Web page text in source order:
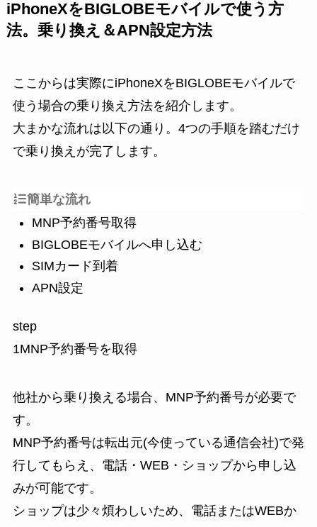
iPhoneXをBIGLOBEモバイルで使う方
法。乗り換え＆APN設定方法
ここからは実際にiPhoneXをBIGLOBEモバイルで
使う場合の乗り換え方法を紹介します。
大まかな流れは以下の通り。4つの手順を踏むだけ
で乗り換えが完了します。
簡単な流れ
MNP予約番号取得
BIGLOBEモバイルへ申し込む
SIMカード到着
APN設定
step
1MNP予約番号を取得
他社から乗り換える場合、 MNP予約番号が必要で
す。
MNP予約番号は転出元(今使っている通信会社)で発
行してもらえ、電話・WEB・ショップから申し込
みが可能です。
ショップは少々煩わしいため、電話またはWEBか